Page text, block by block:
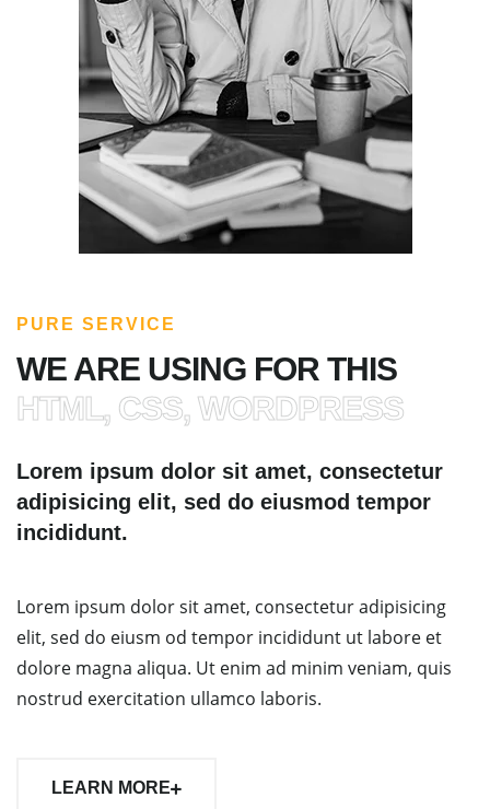
PURE SERVICE
WE ARE USING FOR THIS
HTML, CSS, WORDPRESS
Lorem ipsum dolor sit amet, consectetur
adipisicing elit, sed do eiusmod tempor
incididunt.
Lorem ipsum dolor sit amet, consectetur adipisicing
elit, sed do eiusm od tempor incididunt ut labore et
dolore magna aliqua. Ut enim ad minim veniam, quis
nostrud exercitation ullamco laboris.
LEARN MORE